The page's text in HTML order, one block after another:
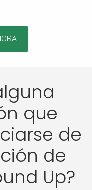
que
de
de
Up?